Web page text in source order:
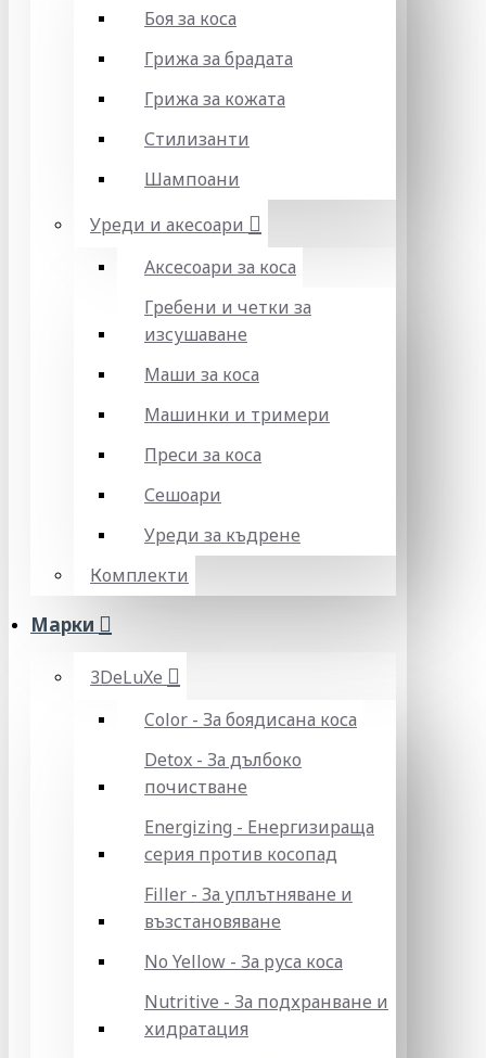
Боя за коса
Грижа за брадата
Грижа за кожата
Стилизанти
Шампоани
Уреди и акесоари
Аксесоари за коса
Гребени и четки за
изсушаване
Маши за коса
Машинки и тримери
Преси за коса
Сешоари
Уреди за къдрене
Комплекти
Марки
3DeLuXe
Color - За боядисана коса
Detox - За дълбоко
почистване
Energizing - Енергизираща
серия против косопад
Filler - За уплътняване и
възстановяване
No Yellow - За руса коса
Nutritive - За подхранване и
хидратация